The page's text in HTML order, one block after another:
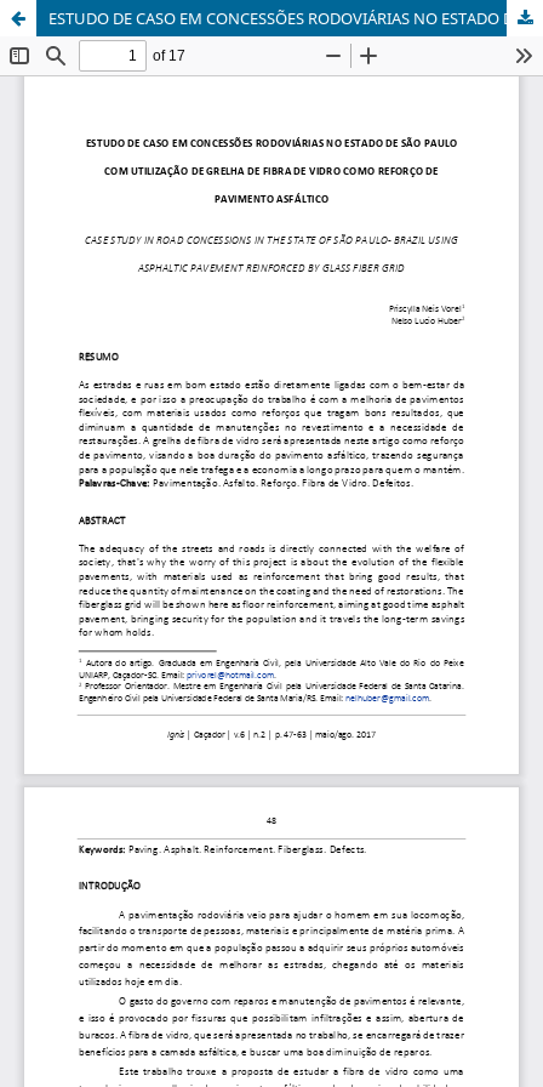
ESTUDO DE CASO EM CONCESSÕES RODOVIÁRIAS NO ESTADO DE SÃO PAULO COM UTILIZAÇÃO DE GRELHA DE FIBRA DE VIDRO COMO REFORÇO DE PAVIMENTO ASFÁLTICO